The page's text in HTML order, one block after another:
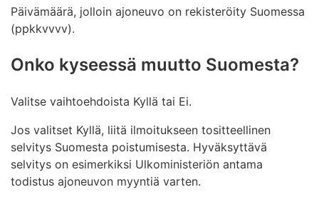
Päivämäärä, jolloin ajoneuvo on rekisteröity Suomessa
(ppkkvvvv).
Onko kyseessä muutto Suomesta?
Valitse vaihtoehdoista Kyllä tai Ei.
Jos valitset Kyllä, liitä ilmoitukseen tositteellinen
selvitys Suomesta poistumisesta. Hyväksyttävä
selvitys on esimerkiksi Ulkoministeriön antama
todistus ajoneuvon myyntiä varten.